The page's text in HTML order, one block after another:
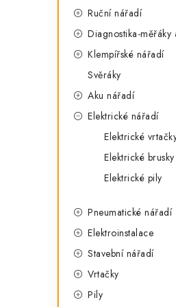
Ruční nářadí
Diagnostika-měřáky
Klempířské nářadí
Svěráky
Aku nářadí
Elektrické nářadí
Elektrické
Elektrické brusky
Elektrické pily
Pneumatické nářadí
Elektroinstalace
Stavební nářadí
Vrtačky
Pily